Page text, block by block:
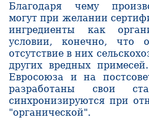
Благодаря чему
могут при желании
ингредиенты как
условии, конечно, что
отсутствие в них
других вредных
Евросоюза и на
разработаны свои
синхронизируются при
"органической".